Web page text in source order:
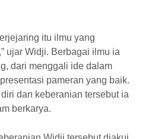
itu ilmu yang
ujar Widji. Berbagai ilmu ia
dari menggali ide dalam
pameran yang baik.
dan keberanian tersebut ia
berkarya.